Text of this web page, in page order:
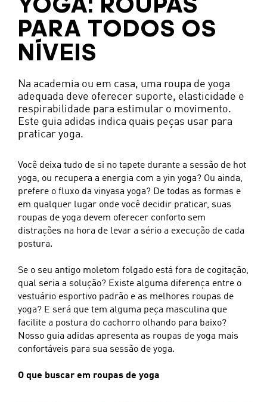
YOGA: ROUPAS
PARA TODOS OS
NÍVEIS
Na academia ou em casa, uma roupa de yoga
adequada deve oferecer suporte, elasticidade e
respirabilidade para estimular o movimento.
Este guia adidas indica quais peças usar para
praticar yoga.
Você deixa tudo de si no tapete durante a sessão de hot
yoga, ou recupera a energia com a yin yoga? Ou ainda,
prefere o fluxo da vinyasa yoga? De todas as formas e
em qualquer lugar onde você decidir praticar, suas
roupas de yoga devem oferecer conforto sem
distrações na hora de levar a sério a execução de cada
postura.
Se o seu antigo moletom folgado está fora de cogitação,
qual seria a solução? Existe alguma diferença entre o
vestuário esportivo padrão e as melhores roupas de
yoga? E será que tem alguma peça masculina que
facilite a postura do cachorro olhando para baixo?
Nosso guia adidas apresenta as roupas de yoga mais
confortáveis para sua sessão de yoga.
O que buscar em roupas de yoga